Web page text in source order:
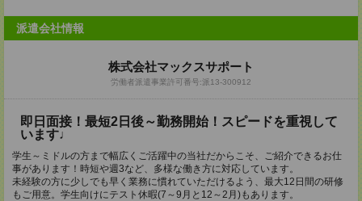
派遣会社情報
株式会社マックスサポート
労働者派遣事業許可番号:派13-300912
即日面接！最短2日後～勤務開始！スピードを重視して
います♩
学生～ミドルの方まで幅広くご活躍中の当社だからこそ、ご紹介できるお仕
事があります！時短や週3など、多様な働き方に対応しています。
未経験の方に少しでも早く業務に慣れていただけるよう、最大12日間の研修
もご用意。学生向けにテスト休暇(7～9月と12～2月)もあります。